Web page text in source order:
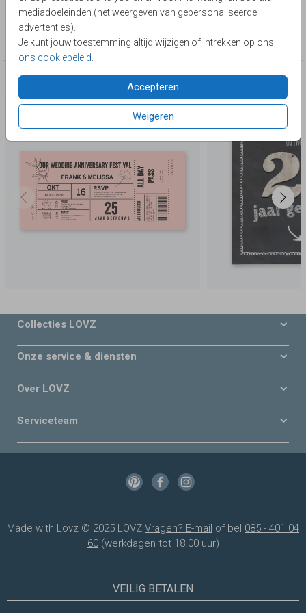
mediadoeleinden (het weergeven van gepersonaliseerde
advertenties).
Je kunt jouw toestemming altijd wijzigen of intrekken op ons
ons cookiebeleid
Accepteren
Weigeren
Lievez
Collectie
25 jaar getrouwd
Deze producten zijn wellicht ook iets voor je
Collecties LOVZ
Onze service & diensten
Over LOVZ
Serviceteam
Made with Lovz © 2025 LOVZ Vragen? E-mail of bel 085 - 401 04
60(werkdagen tot 18.00 uur)
VEILIG BETALEN